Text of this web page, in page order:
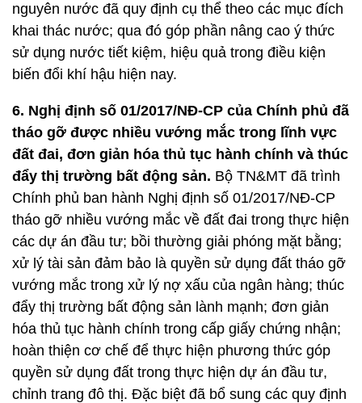
nguyên nước đã quy định cụ thể theo các mục đích
khai thác nước; qua đó góp phần nâng cao ý thức
sử dụng nước tiết kiệm, hiệu quả trong điều kiện
biến đổi khí hậu hiện nay.
6. Nghị định số 01/2017/NĐ-CP của Chính phủ đã
tháo gỡ được nhiều vướng mắc trong lĩnh vực
đất đai, đơn giản hóa thủ tục hành chính và thúc
đẩy thị trường bất động sản. Bộ TN&MT đã trình
Chính phủ ban hành Nghị định số 01/2017/NĐ-CP
tháo gỡ nhiều vướng mắc về đất đai trong thực hiện
các dự án đầu tư; bồi thường giải phóng mặt bằng;
xử lý tài sản đảm bảo là quyền sử dụng đất tháo gỡ
vướng mắc trong xử lý nợ xấu của ngân hàng; thúc
đẩy thị trường bất động sản lành mạnh; đơn giản
hóa thủ tục hành chính trong cấp giấy chứng nhận;
hoàn thiện cơ chế để thực hiện phương thức góp
quyền sử dụng đất trong thực hiện dự án đầu tư,
chỉnh trang đô thị. Đặc biệt đã bổ sung các quy định